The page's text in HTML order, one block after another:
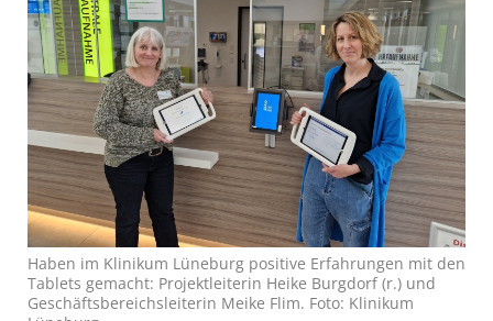
Haben im Klinikum Lüneburg positive Erfahrungen mit den
Tablets gemacht: Projektleiterin Heike Burgdorf (r.) und
Geschäftsbereichsleiterin Meike Flim. Foto: Klinikum